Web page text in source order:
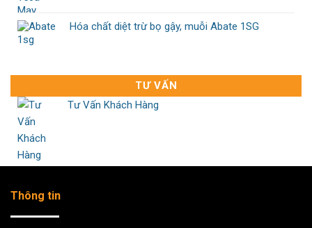
Hóa chất diệt trừ bọ gậy, muỗi Abate 1SG
TƯ VẤN
Tư Vấn Khách Hàng
Thông tin